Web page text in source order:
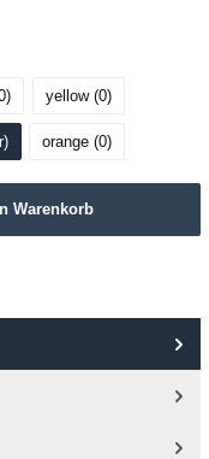
) yellow (0)
) orange (0)
Warenkorb